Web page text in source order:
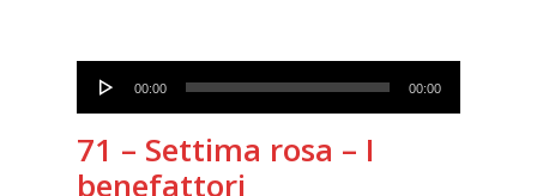
Audio
Player
00:00 00:00
71 – Settima rosa – I
benefattori